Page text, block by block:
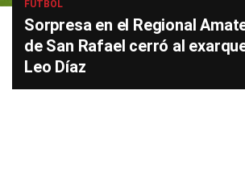
FÚTBOL
Sorpresa en el Regional
de San Rafael cerró al
Leo Díaz